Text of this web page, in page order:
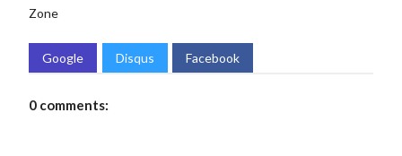
Zone
Google Disqus Facebook
0 comments: